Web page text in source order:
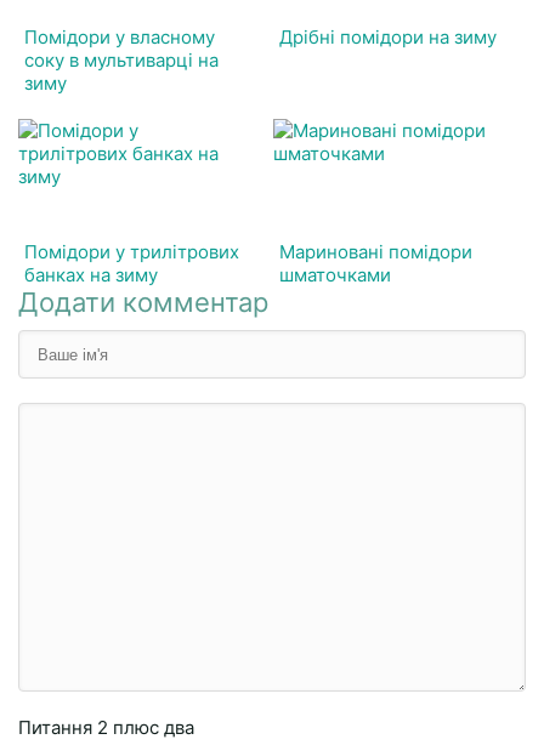
Помідори у власному
соку в мультиварці на
зиму
Дрібні помідори на зиму
Помідори у трилітрових
банках на зиму
Мариновані помідори
шматочками
Додати комментар
Питання 2 плюc двa